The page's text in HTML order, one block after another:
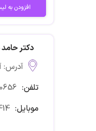
افزودن به
دکتر
آدرس: آمل
تلفن:
موبایل: